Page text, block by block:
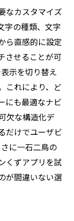
なカスタマイズ
字の種類、文字
ら直感的に設定
させることが可
示を切り替え
これにより、ど
にも最適なナビ
欠な構造化デ
だけでユーザビ
に一石二鳥の
くずアプリを試
が間違いない選